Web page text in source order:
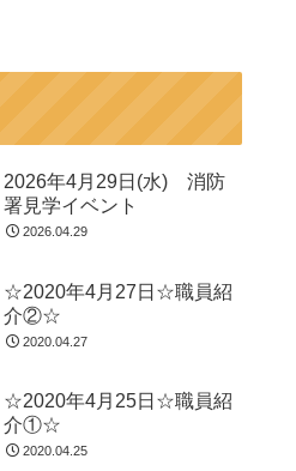
2026年4月29日(水) 消防
署見学イベント
2026.04.29
☆2020年4月27日☆職員紹
介②☆
2020.04.27
☆2020年4月25日☆職員紹
介①☆
2020.04.25